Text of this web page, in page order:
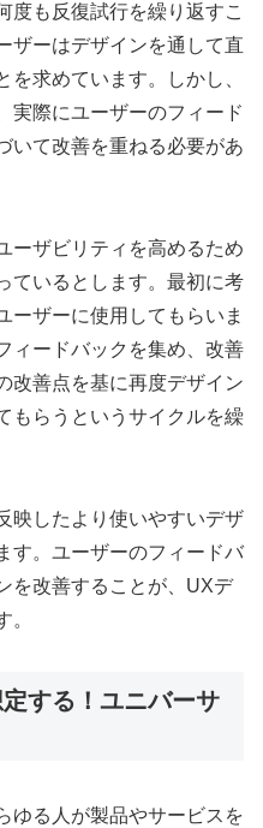
度も反復試行を繰り返すこ
ザーはデザインを通して直
求めています。しかし、
実際にユーザーのフィード
いて改善を重ねる必要があ
ーザビリティを高めるため
ているとします。最初に考
ーザーに使用してもらいま
ィードバックを集め、改善
改善点を基に再度デザイン
もらうというサイクルを繰
映したより使いやすいデザ
す。ユーザーのフィードバ
を改善することが、UXデ
。
する！ユニバーサ
ゆる人が製品やサービスを